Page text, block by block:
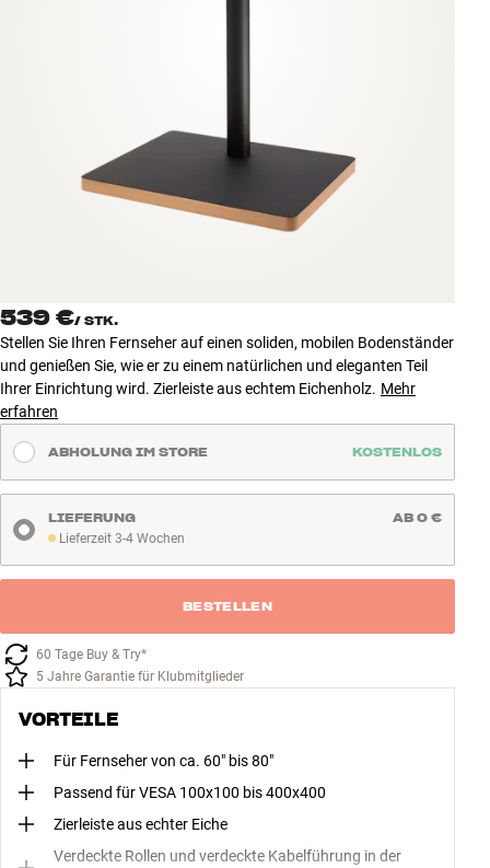
NEUHEITEN
Kundendienst
Anmelden
Kundendienst
Bauen mit Klang
539 €/ STK.
Stellen Sie Ihren Fernseher auf einen soliden, mobilen Bodenständer
und genießen Sie, wie er zu einem natürlichen und eleganten Teil
Ihrer Einrichtung wird. Zierleiste aus echtem Eichenholz. Mehr
erfahren
ABHOLUNG IM STORE KOSTENLOS
Lieferzeit 3-4 Wochen
Lieferzeit 3-4 Wochen
LIEFERUNG AB 0 €
BESTELLEN
60 Tage Buy & Try*
5 Jahre Garantie für Klubmitglieder
VORTEILE
Für Fernseher von ca. 60" bis 80"
Passend für VESA 100x100 bis 400x400
Zierleiste aus echter Eiche
Verdeckte Rollen und verdeckte Kabelführung in der